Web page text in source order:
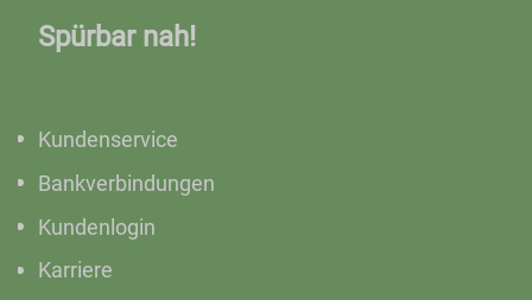
Spürbar nah!
Kundenservice
Bankverbindungen
Kundenlogin
Karriere